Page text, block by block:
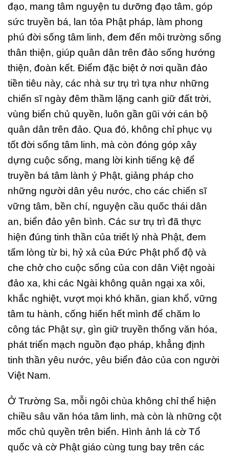
đạo, mang tâm nguyện tu dưỡng đạo tâm, góp
sức truyền bá, lan tỏa Phật pháp, làm phong
phú đời sống tâm linh, đem đến môi trường sống
thân thiện, giúp quân dân trên đảo sống hướng
thiện, đoàn kết. Điểm đặc biệt ở nơi quần đảo
tiền tiêu này, các nhà sư trụ trì tựa như những
chiến sĩ ngày đêm thầm lặng canh giữ đất trời,
vùng biển chủ quyền, luôn gần gũi với cán bộ
quân dân trên đảo. Qua đó, không chỉ phục vụ
tốt đời sống tâm linh, mà còn đóng góp xây
dựng cuộc sống, mang lời kinh tiếng kệ để
truyền bá tâm lành ý Phật, giảng pháp cho
những người dân yêu nước, cho các chiến sĩ
vững tâm, bền chí, nguyện cầu quốc thái dân
an, biển đảo yên bình. Các sư trụ trì đã thực
hiện đúng tinh thần của triết lý nhà Phật, đem
tấm lòng từ bi, hỷ xả của Đức Phật phổ độ và
che chở cho cuộc sống của con dân Việt ngoài
đảo xa, khi các Ngài không quản ngại xa xôi,
khắc nghiệt, vượt mọi khó khăn, gian khổ, vững
tâm tu hành, cống hiến hết mình để chăm lo
công tác Phật sự, gìn giữ truyền thống văn hóa,
phát triển mạch nguồn đạo pháp, khẳng định
tinh thần yêu nước, yêu biển đảo của con người
Việt Nam.
Ở Trường Sa, mỗi ngôi chùa không chỉ thể hiện
chiều sâu văn hóa tâm linh, mà còn là những cột
mốc chủ quyền trên biển. Hình ảnh lá cờ Tổ
quốc và cờ Phật giáo cùng tung bay trên các